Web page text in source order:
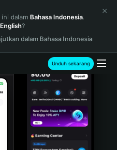
ini dalam Bahasa Indonesia.
English?
dalam Bahasa Indonesia
Unduh sekarang